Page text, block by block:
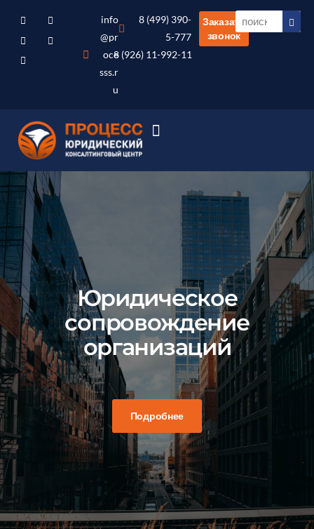
info
@pr
oce
sss.r
u
8 (499) 390-
5-777
8 (926) 11-992-11
Заказать
звонок
Юридическое
сопровождение
организаций
Подробнее